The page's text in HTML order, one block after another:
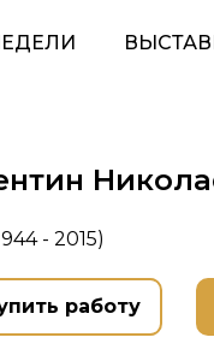
- 2015)
работу